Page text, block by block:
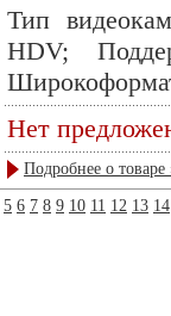
Тип
HDV;
Нет
Подробнее о товаре
5 6 7 8 9 10 11 12 13 14